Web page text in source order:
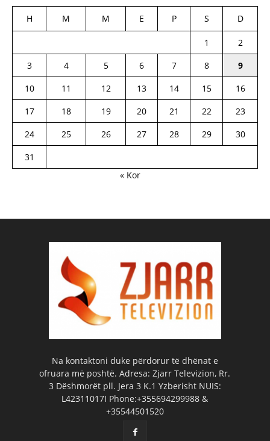
H M M E P S D
1
2
3
4 5 6 7 8
9
10
11 12 13 14 15
16
17
18 19 20 21 22
23
24
25 26 27 28 29
30
31
« Kor
Na kontaktoni duke përdorur të dhënat e
ofruara më poshtë. Adresa: Zjarr Televizion, Rr.
3 Dëshmorët pll. Jera 3 K.1 Yzberisht NUIS:
L42311017I Phone:+355694299988 &
+35544501520